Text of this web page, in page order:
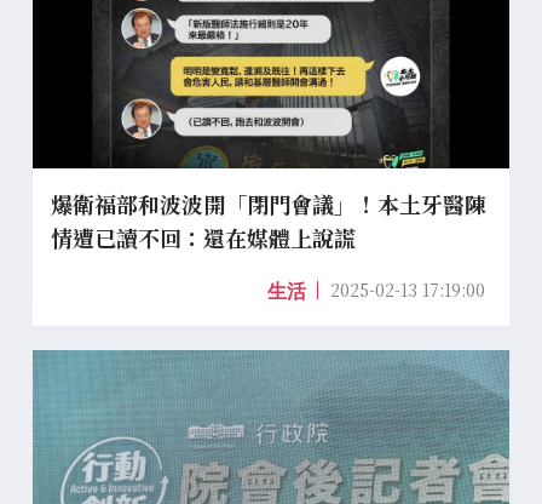
爆衛福部和波波開「閉門會議」！本土牙醫陳
情遭已讀不回：還在媒體上說謊
生活 2025-02-13 17:19:00